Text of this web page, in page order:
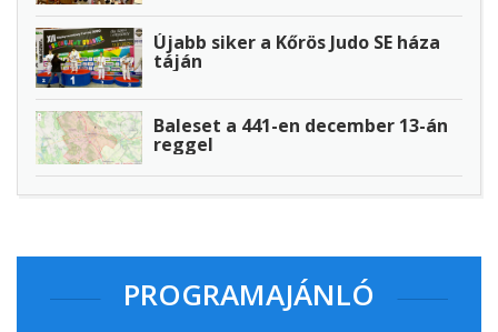
Újabb siker a Kőrös Judo SE háza
táján
Baleset a 441-en december 13-án
reggel
PROGRAMAJÁNLÓ